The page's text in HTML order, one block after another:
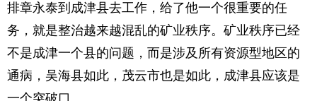
排章永泰到成津县去工作，给了他一个很重要的任
务，就是整治越来越混乱的矿业秩序。矿业秩序已经
不是成津一个县的问题，而是涉及所有资源型地区的
通病，吴海县如此，茂云市也是如此，成津县应该是
一个突破口。